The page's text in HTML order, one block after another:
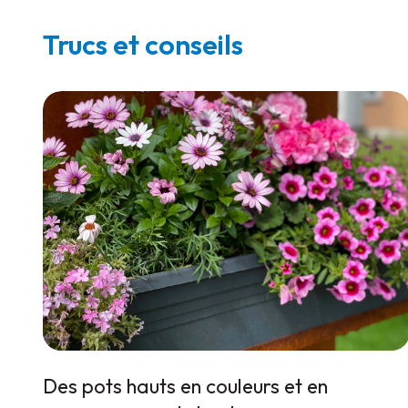
Trucs et conseils
Des pots hauts en couleurs et en